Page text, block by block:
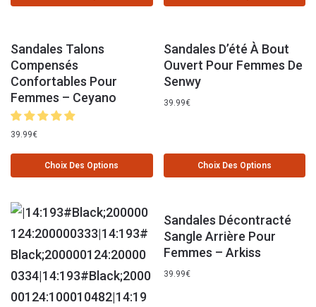
Sandales Talons
Compensés
Confortables Pour
Femmes – Ceyano
39.99€
Choix Des Options
Sandales D’été À Bout
Ouvert Pour Femmes De
Senwy
39.99€
Choix Des Options
Sandales Décontracté
Sangle Arrière Pour
Femmes – Arkiss
39.99€